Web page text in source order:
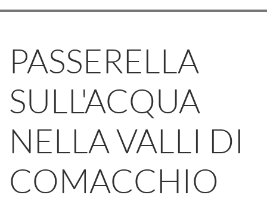
PASSERELLA
SULL'ACQUA
NELLA VALLI DI
COMACCHIO